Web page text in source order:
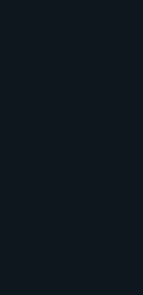
heeft geleerd;